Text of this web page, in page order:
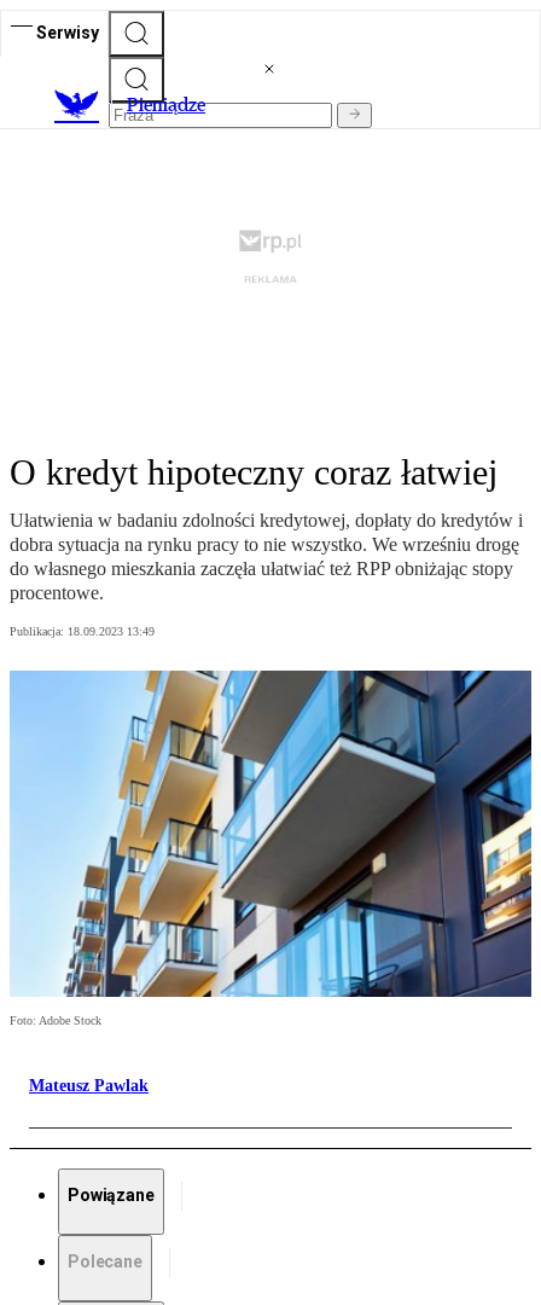
Serwisy
Pieniądze
O kredyt hipoteczny coraz łatwiej
Ułatwienia w badaniu zdolności kredytowej, dopłaty do kredytów i
dobra sytuacja na rynku pracy to nie wszystko. We wrześniu drogę
do własnego mieszkania zaczęła ułatwiać też RPP obniżając stopy
procentowe.
Publikacja: 18.09.2023 13:49
Foto: Adobe Stock
Mateusz Pawlak
Powiązane
Polecane